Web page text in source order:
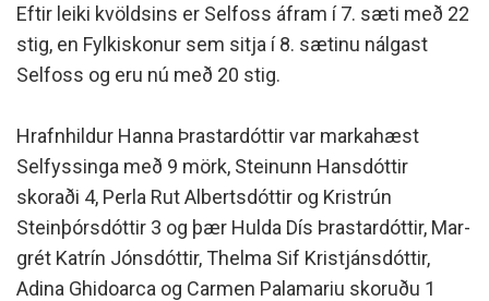
Eftir leiki kvöldsins er Selfoss áfram í 7. sæti með 22
stig, en Fylkiskonur sem sitja í 8. sætinu nálgast
Selfoss og eru nú með 20 stig.
Hrafn­hild­ur Hanna Þrast­ar­dótt­ir var markahæst
Selfyssinga með 9 mörk, Stein­unn Hans­dótt­ir
skoraði 4, Perla Rut Al­berts­dótt­ir og Kristrún
Steinþórs­dótt­ir 3 og þær Hulda Dís Þrast­ar­dótt­ir, Mar­
grét Katrín Jóns­dótt­ir, Thelma Sif Kristjáns­dótt­ir,
Adina Ghido­arca og Car­men Palam­ariu skoruðu 1